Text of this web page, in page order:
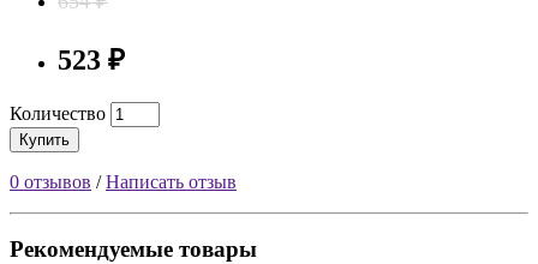
523 ₽
Количество
Купить
0 отзывов /Написать отзыв
Рекомендуемые товары